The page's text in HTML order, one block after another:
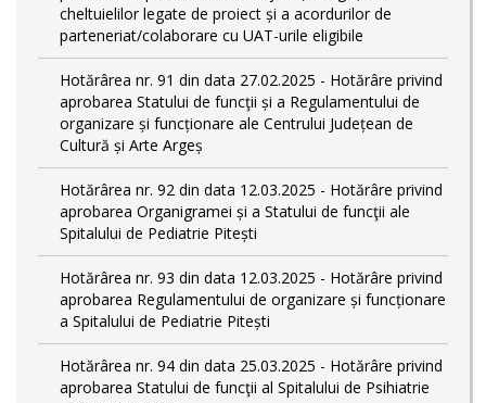
cheltuielilor legate de proiect și a acordurilor de
parteneriat/colaborare cu UAT-urile eligibile
Hotărârea nr. 91 din data 27.02.2025 - Hotărâre privind
aprobarea Statului de funcţii și a Regulamentului de
organizare și funcționare ale Centrului Județean de
Cultură și Arte Argeș
Hotărârea nr. 92 din data 12.03.2025 - Hotărâre privind
aprobarea Organigramei și a Statului de funcţii ale
Spitalului de Pediatrie Pitești
Hotărârea nr. 93 din data 12.03.2025 - Hotărâre privind
aprobarea Regulamentului de organizare și funcționare
a Spitalului de Pediatrie Pitești
Hotărârea nr. 94 din data 25.03.2025 - Hotărâre privind
aprobarea Statului de funcţii al Spitalului de Psihiatrie